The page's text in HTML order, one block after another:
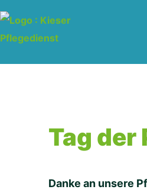
Skip
content
Tag der
Danke an unsere